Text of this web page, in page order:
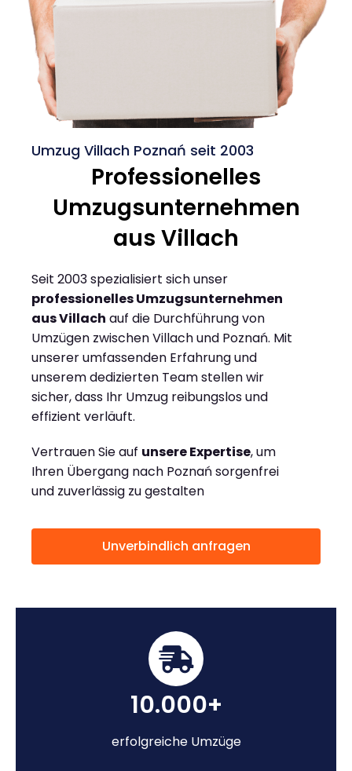
Umzug Villach Poznań seit 2003
Professionelles
Umzugsunternehmen
aus Villach
Seit 2003 spezialisiert sich unser
professionelles Umzugsunternehmen
aus Villach auf die Durchführung von
Umzügen zwischen Villach und Poznań. Mit
unserer umfassenden Erfahrung und
unserem dedizierten Team stellen wir
sicher, dass Ihr Umzug reibungslos und
effizient verläuft.
Vertrauen Sie auf unsere Expertise, um
Ihren Übergang nach Poznań sorgenfrei
und zuverlässig zu gestalten
Unverbindlich anfragen
10.000+
erfolgreiche Umzüge